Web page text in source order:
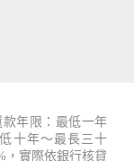
年限：最低一年
十年～最長三十
，實際依銀行核貸